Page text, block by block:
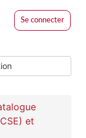
Se connecter
et